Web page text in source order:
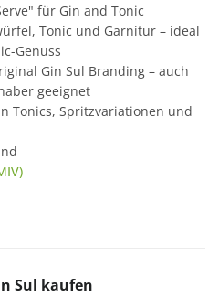
für Gin and Tonic
Tonic und Garnitur – ideal
Genuss
Gin Sul Branding – auch
geeignet
Tonics, Spritzvariationen und
Sul kaufen